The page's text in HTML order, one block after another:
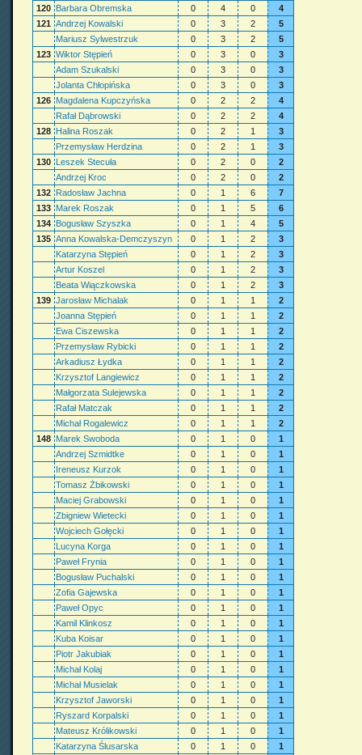
120 Barbara Obremska 0 4 0
4
121 Andrzej Kowalski 0 3 2
5
Mariusz Sylwestrzuk
0 3 2
5
123 Wiktor Stępień 0 3 0
3
Adam Szukalski
0 3 0
3
Jolanta Chłopińska
0 3 0
3
126 Magdalena Kupczyńska 0 2 2
4
Rafał Dąbrowski
0 2 2
4
128 Halina Roszak 0 2 1
3
Przemysław Herdzina
0 2 1
3
130 Leszek Stecuła 0 2 0
2
Andrzej Kroc
0 2 0
2
132 Radosław Jachna 0 1 6
7
133 Marek Roszak 0 1 5
6
134 Bogusław Szyszka 0 1 4
5
135 Anna Kowalska-Demczyszyn 0 1 2
3
Katarzyna Stępień
0 1 2
3
Artur Koszel
0 1 2
3
Beata Wiączkowska
0 1 2
3
139 Jarosław Michalak 0 1 1
2
Joanna Stępień
0 1 1
2
Ewa Ciszewska
0 1 1
2
Przemysław Rybicki
0 1 1
2
Arkadiusz Łydka
0 1 1
2
Krzysztof Langiewicz
0 1 1
2
Małgorzata Sulejewska
0 1 1
2
Rafał Matczak
0 1 1
2
Michał Rogalewicz
0 1 1
2
148 Marek Swoboda 0 1 0
1
Andrzej Szmidtke
0 1 0
1
Ireneusz Kurzok
0 1 0
1
Tomasz Żbikowski
0 1 0
1
Maciej Grabowski
0 1 0
1
Zbigniew Wietecki
0 1 0
1
Wojciech Gołęcki
0 1 0
1
Lucyna Korga
0 1 0
1
Paweł Frynia
0 1 0
1
Bogusław Puchalski
0 1 0
1
Zofia Gajewska
0 1 0
1
Paweł Opyc
0 1 0
1
Kamil Klinkosz
0 1 0
1
Kuba Koisar
0 1 0
1
Piotr Jakubiak
0 1 0
1
Michał Kolaj
0 1 0
1
Michał Musielak
0 1 0
1
Krzysztof Jaworski
0 1 0
1
Ryszard Korpalski
0 1 0
1
Mateusz Królikowski
0 1 0
1
Katarzyna Ślusarska
0 1 0
1